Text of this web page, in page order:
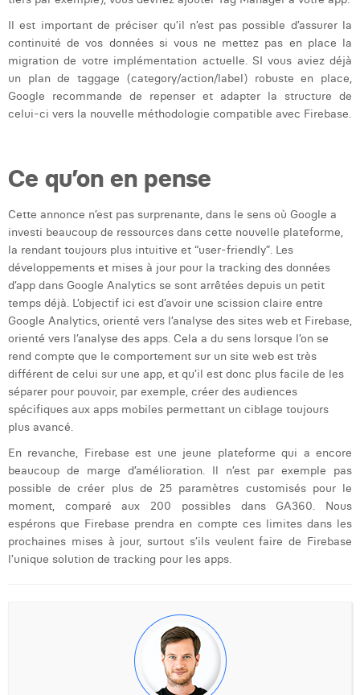
William Rezette
Yaël Vanhoe
Il est important de préciser qu’il n’est pas possible d’assurer la
continuité de vos données si vous ne mettez pas en place la
migration de votre implémentation actuelle. SI vous aviez déjà
un plan de taggage (category/action/label) robuste en place,
Google recommande de repenser et adapter la structure de
celui-ci vers la nouvelle méthodologie compatible avec Firebase.
Ce qu’on en pense
Cette annonce n’est pas surprenante, dans le sens où Google a
investi beaucoup de ressources dans cette nouvelle plateforme,
la rendant toujours plus intuitive et “user-friendly”. Les
développements et mises à jour pour la tracking des données
d’app dans Google Analytics se sont arrêtées depuis un petit
temps déjà. L’objectif ici est d’avoir une scission claire entre
Google Analytics, orienté vers l’analyse des sites web et Firebase,
orienté vers l’analyse des apps. Cela a du sens lorsque l’on se
rend compte que le comportement sur un site web est très
différent de celui sur une app, et qu’il est donc plus facile de les
séparer pour pouvoir, par exemple, créer des audiences
spécifiques aux apps mobiles permettant un ciblage toujours
plus avancé.
En revanche, Firebase est une jeune plateforme qui a encore
beaucoup de marge d’amélioration. Il n’est par exemple pas
possible de créer plus de 25 paramètres customisés pour le
moment, comparé aux 200 possibles dans GA360. Nous
espérons que Firebase prendra en compte ces limites dans les
prochaines mises à jour, surtout s’ils veulent faire de Firebase
l’unique solution de tracking pour les apps.